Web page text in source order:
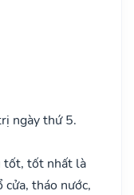
ngày thứ 5.
tốt, tốt nhất là
cửa, tháo nước,